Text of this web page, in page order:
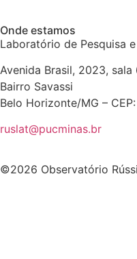
Onde estamos
Laboratório de Pesquisa
Avenida Brasil, 2023, sala
Bairro Savassi
Belo Horizonte/MG –
ruslat@pucminas.br
©2026 Observatório